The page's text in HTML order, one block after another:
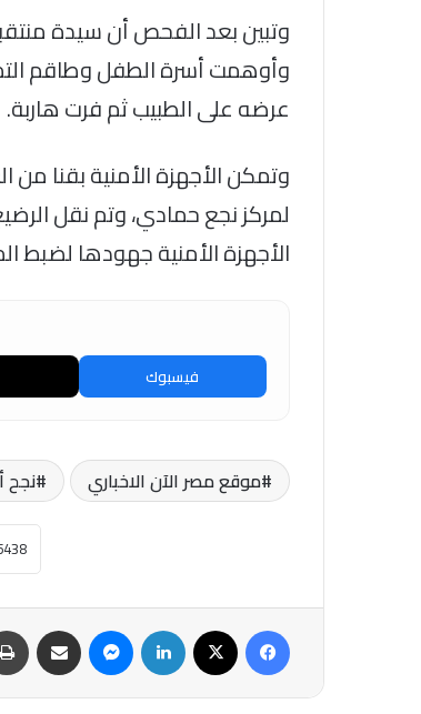
وتبين بعد الفحص أن سيدة
وأوهمت أسرة الطفل وطاقم
عرضه على الطبيب ثم فرت هاربة.
وتمكن الأجهزة الأمنية بقنا من
لمركز نجع حمادي، وتم نقل
الأجهزة الأمنية جهودها لضبط
فيسبوك
موقع مصر الآن الاخباري نجح
فيسبوك لينكدإن ماسنجر مشاركة عبر البريد